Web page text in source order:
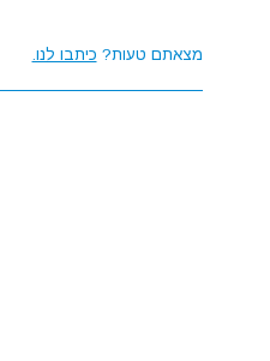
מצאתם טעות? כיתבו לנו.